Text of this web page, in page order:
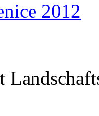
2012